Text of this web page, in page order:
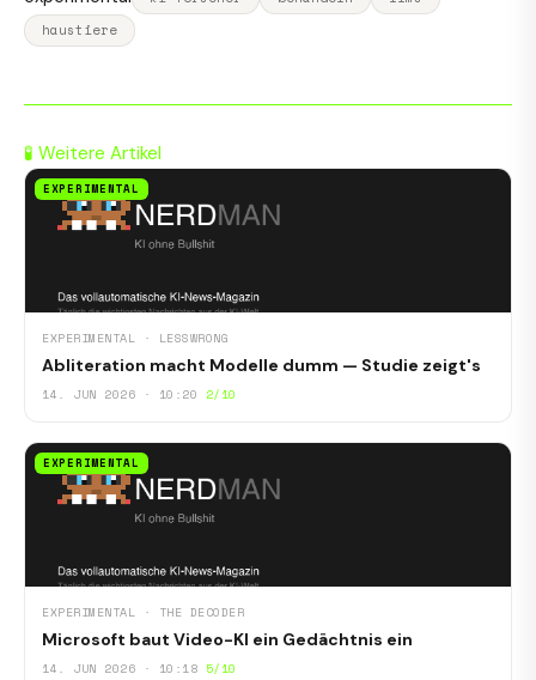
haustiere
🧪 Weitere Artikel
EXPERIMENTAL
EXPERIMENTAL · LESSWRONG
Abliteration macht Modelle dumm — Studie zeigt's
14. JUN 2026 · 10:20 2/10
EXPERIMENTAL
EXPERIMENTAL · THE DECODER
Microsoft baut Video-KI ein Gedächtnis ein
14. JUN 2026 · 10:18 5/10